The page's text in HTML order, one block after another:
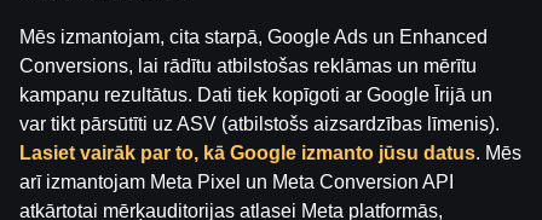
LV-1010 Rīga.
Licences numurs: A-67, TI-04.
Licencētājs:Izložu un Azartspēļu Uzraudzības
Inspekcija (IAUI).
Mēs izmantojam, cita starpā, Google Ads un Enhanced
Conversions, lai rādītu atbilstošas reklāmas un mērītu
kampaņu rezultātus. Dati tiek kopīgoti ar Google Īrijā un
var tikt pārsūtīti uz ASV (atbilstošs aizsardzības līmenis).
Lasiet vairāk par to, kā Google izmanto jūsu datus. Mēs
arī izmantojam Meta Pixel un Meta Conversion API
atkārtotai mērķauditorijas atlasei Meta platformās,